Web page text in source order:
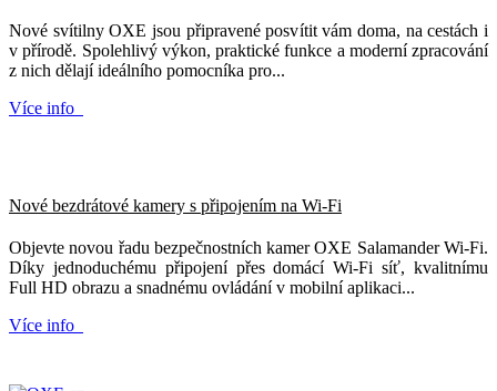
Nové svítilny OXE jsou připravené posvítit vám doma, na cestách i
v přírodě. Spolehlivý výkon, praktické funkce a moderní zpracování
z nich dělají ideálního pomocníka pro...
Více info
Nové bezdrátové kamery s připojením na Wi-Fi
Objevte novou řadu bezpečnostních kamer OXE Salamander Wi-Fi.
Díky jednoduchému připojení přes domácí Wi-Fi síť, kvalitnímu
Full HD obrazu a snadnému ovládání v mobilní aplikaci...
Více info